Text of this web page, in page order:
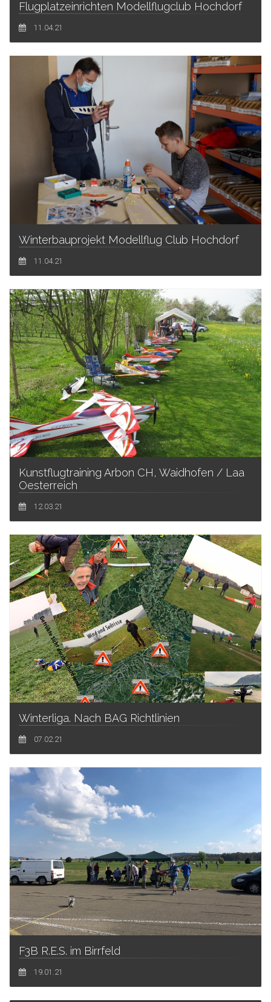
Flugplatzeinrichten Modellflugclub Hochdorf
11.04.21
Winterbauprojekt Modellflug Club Hochdorf
11.04.21
Kunstflugtraining Arbon CH, Waidhofen / Laa
Oesterreich
12.03.21
Winterliga. Nach BAG Richtlinien
07.02.21
F3B R.E.S. im Birrfeld
19.01.21